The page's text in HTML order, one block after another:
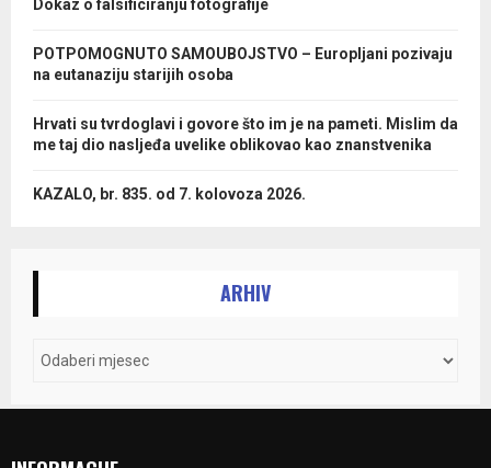
Dokaz o falsificiranju fotografije
POTPOMOGNUTO SAMOUBOJSTVO – Europljani pozivaju
na eutanaziju starijih osoba
Hrvati su tvrdoglavi i govore što im je na pameti. Mislim da
me taj dio nasljeđa uvelike oblikovao kao znanstvenika
KAZALO, br. 835. od 7. kolovoza 2026.
ARHIV